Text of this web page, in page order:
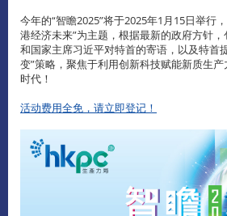
今年的“智瞻2025”将于2025年1月15日举行
港经济未来”为主题，根据最新的政府方针
和国家主席习近平对特首的寄语，以及特首
变”策略，聚焦于利用创新科技赋能新质生
时代！
活动费用全免，请立即登记！